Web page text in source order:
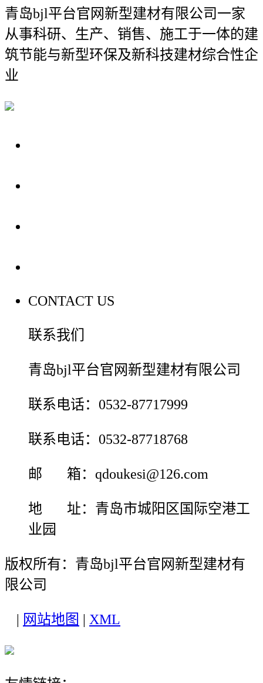
青岛bjl平台官网新型建材有限公司一家
从事科研、生产、销售、施工于一体的建
筑节能与新型环保及新科技建材综合性企
业
CONTACT US
联系我们
青岛bjl平台官网新型建材有限公司
联系电话：0532-87717999
联系电话：0532-87718768
邮 箱：qdoukesi@126.com
地 址：青岛市城阳区国际空港工
业园
版权所有：青岛bjl平台官网新型建材有
限公司
网站地图 XML